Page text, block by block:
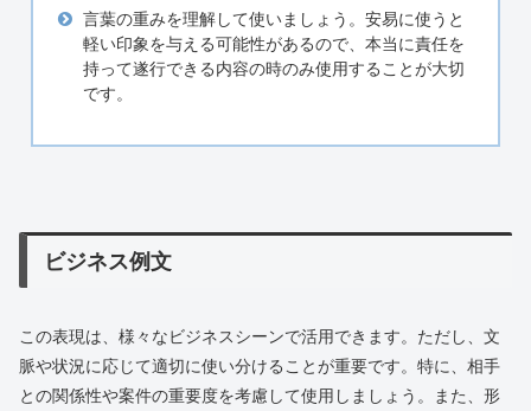
言葉の重みを理解して使いましょう。安易に使うと
軽い印象を与える可能性があるので、本当に責任を
持って遂行できる内容の時のみ使用することが大切
です。
ビジネス例文
この表現は、様々なビジネスシーンで活用できます。ただし、文
脈や状況に応じて適切に使い分けることが重要です。特に、相手
との関係性や案件の重要度を考慮して使用しましょう。また、形